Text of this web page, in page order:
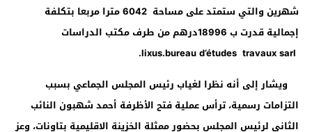
شهرين والتي ستمتد على مساحة 6042 مترا مربعا بتكلفة
إجمالية قدرت ب 18996درهم من طرف مكتب الدراسات
.
ويشار إلى أنه نظرا لغياب رئيس المجلس الجماعي بسبب
التزامات رسمية، ترأس عملية فتح الأظرفة أحمد شهبون النائب
الثاني لرئيس المجلس بحضور ممثلة الخزينة الاقليمية بتاونات، وعز